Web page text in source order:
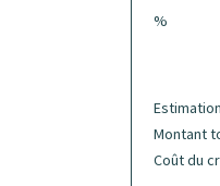
%
Montant
Coût du